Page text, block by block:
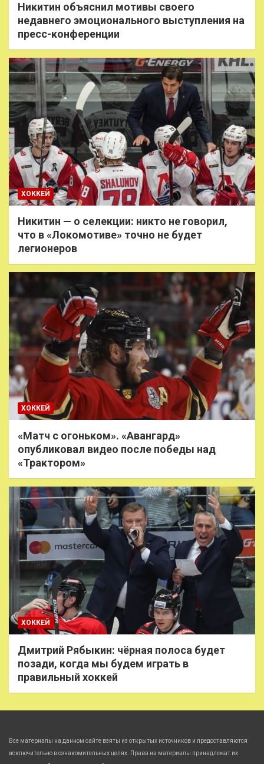
Никитин объяснил мотивы своего
недавнего эмоционального выступления на
пресс-конференции
ХОККЕЙ
Никитин — о селекции: никто не говорил,
что в «Локомотиве» точно не будет
легионеров
ХОККЕЙ
«Матч с огоньком». «Авангард»
опубликовал видео после победы над
«Трактором»
ХОККЕЙ
Дмитрий Рябыкин: чёрная полоса будет
позади, когда мы будем играть в
правильный хоккей
Все материалы на данном сайте взяты из открытых источников и предоставляются
исключительно в ознакомительных целях. Права на материалы принадлежат их